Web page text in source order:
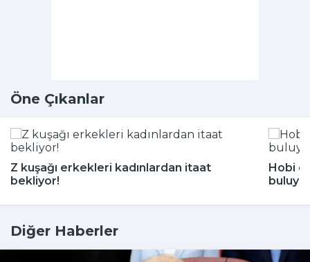
Öne Çıkanlar
Z kuşağı erkekleri kadınlardan itaat
bekliyor!
Hobi
Diğer Haberler